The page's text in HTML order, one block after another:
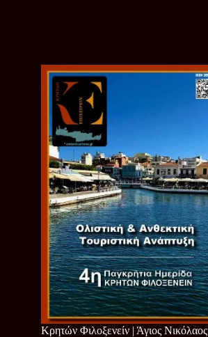
Κρητών Φιλοξενείν | Άγιος Νικόλαος